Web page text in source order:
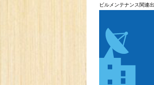
ビルメンテナンス関連